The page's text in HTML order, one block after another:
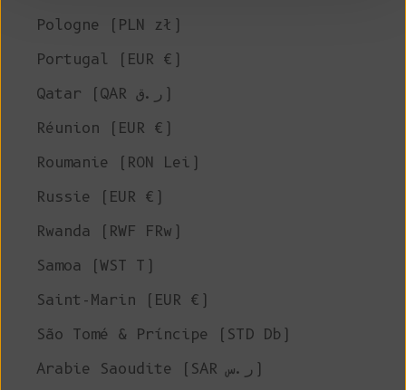
Pologne (PLN zł)
Portugal (EUR €)
Qatar (QAR ر.ق)
Réunion (EUR €)
Roumanie (RON Lei)
Russie (EUR €)
Rwanda (RWF FRw)
Samoa (WST T)
Saint-Marin (EUR €)
São Tomé & Príncipe (STD Db)
Arabie Saoudite (SAR ر.س)